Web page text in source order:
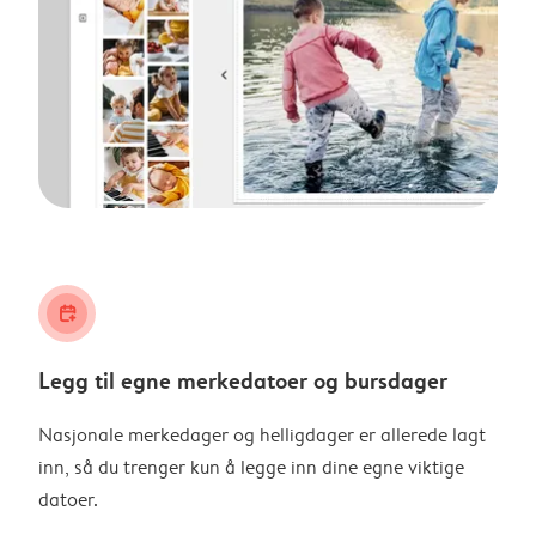
calendar_plus
Legg til egne merkedatoer og bursdager
Nasjonale merkedager og helligdager er allerede lagt
inn, så du trenger kun å legge inn dine egne viktige
datoer.